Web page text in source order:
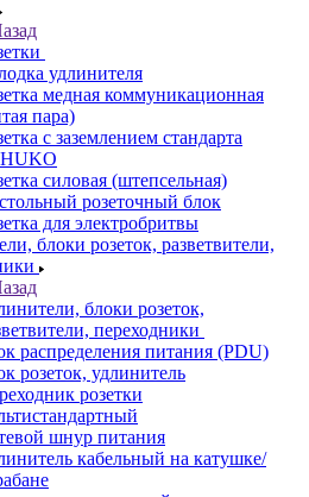
удлинителя
медная коммуникационная
пара)
с заземлением стандарта
силовая (штепсельная)
розеточный блок
для электробритвы
блоки розеток, разветвители,
блоки розеток,
переходники
распределения питания (PDU)
розеток, удлинитель
розетки
шнур питания
кабельный на катушке/